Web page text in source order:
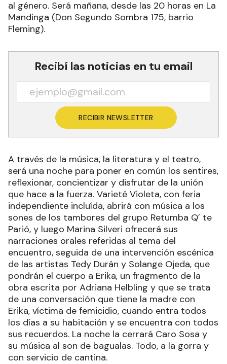
al género. Será mañana, desde las 20 horas en La
Mandinga (Don Segundo Sombra 175, barrio
Fleming).
Recibí las noticias en tu email
RECIBIR NEWSLETTER
A través de la música, la literatura y el teatro,
será una noche para poner en común los sentires,
reflexionar, concientizar y disfrutar de la unión
que hace a la fuerza. Varieté Violeta, con feria
independiente incluída, abrirá con música a los
sones de los tambores del grupo Retumba Q´ te
Parió, y luego Marina Silveri ofrecerá sus
narraciones orales referidas al tema del
encuentro, seguida de una intervención escénica
de las artistas Tedy Durán y Solange Ojeda, que
pondrán el cuerpo a Erika, un fragmento de la
obra escrita por Adriana Helbling y que se trata
de una conversación que tiene la madre con
Erika, víctima de femicidio, cuando entra todos
los días a su habitación y se encuentra con todos
sus recuerdos. La noche la cerrará Caro Sosa y
su música al son de bagualas. Todo, a la gorra y
con servicio de cantina.